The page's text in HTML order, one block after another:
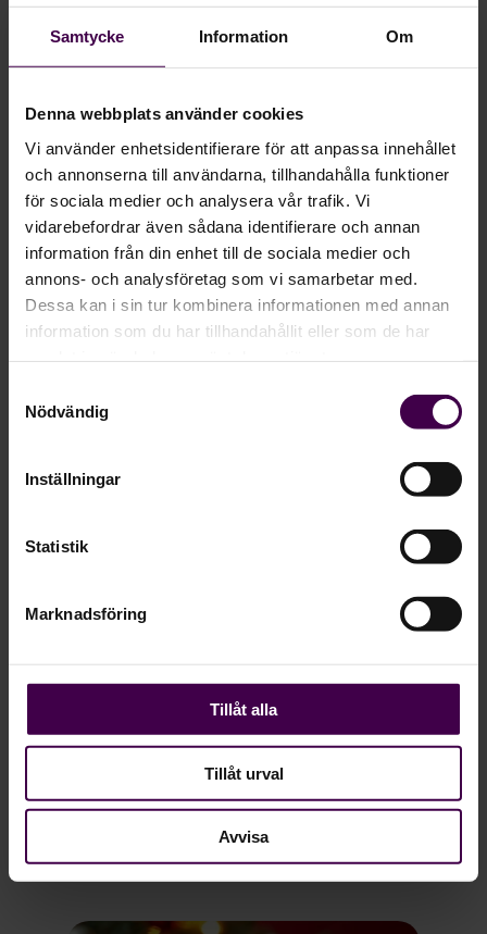
Samtycke Information Om
Denna webbplats använder cookies
Vi använder enhetsidentifierare för att anpassa innehållet
och annonserna till användarna, tillhandahålla funktioner
för sociala medier och analysera vår trafik. Vi
vidarebefordrar även sådana identifierare och annan
information från din enhet till de sociala medier och
annons- och analysföretag som vi samarbetar med.
Dessa kan i sin tur kombinera informationen med annan
information som du har tillhandahållit eller som de har
Nödvändig
Inställningar
Statistik
Marknadsföring
Tillåt alla
Tillåt urval
Avvisa
Den gamla modellen för målstyrning håller
inte längre
2024-12-19
Effektiv lönerevision med Agda PS